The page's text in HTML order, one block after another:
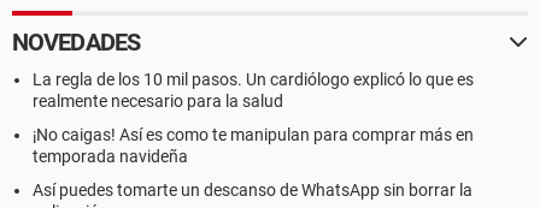
NOVEDADES
La regla de los 10 mil pasos. Un cardiólogo explicó lo que es
realmente necesario para la salud
¡No caigas! Así es como te manipulan para comprar más en
temporada navideña
Así puedes tomarte un descanso de WhatsApp sin borrar la